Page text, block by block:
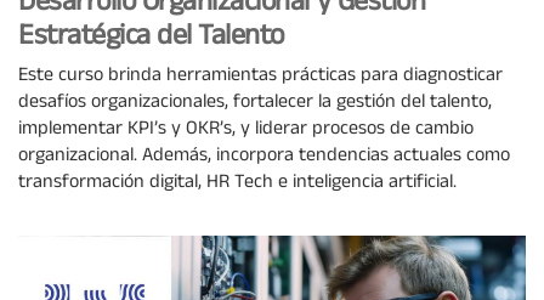
Estratégica del Talento
Este curso brinda herramientas prácticas para diagnosticar
desafíos organizacionales, fortalecer la gestión del talento,
implementar KPI’s y OKR’s, y liderar procesos de cambio
organizacional. Además, incorpora tendencias actuales como
transformación digital, HR Tech e inteligencia artificial.